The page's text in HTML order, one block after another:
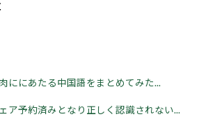
ににあたる中国語をまとめてみた...
ア予約済みとなり正しく認識されない...